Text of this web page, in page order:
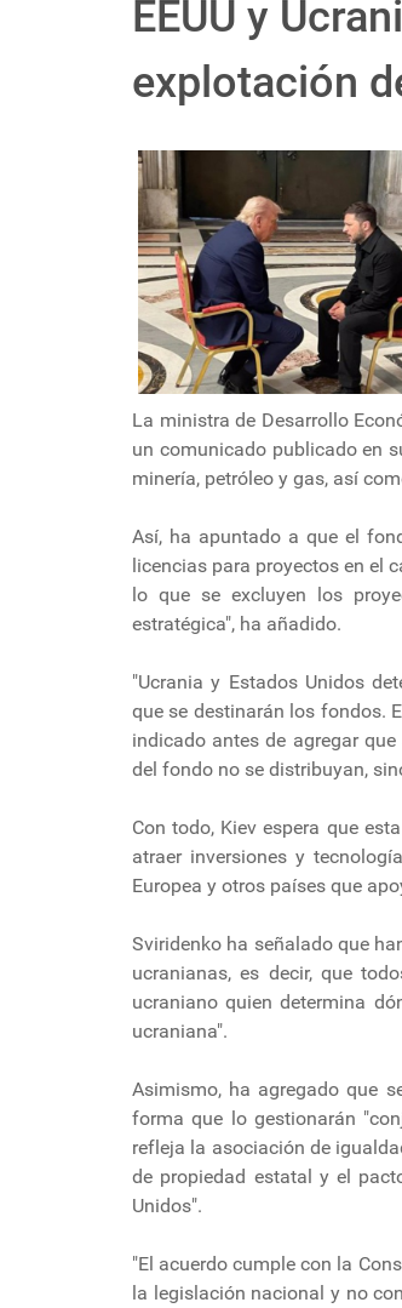
EEUU y
explotación
La ministra de Desarrollo
un comunicado publicado en
minería, petróleo y gas, así
Así, ha apuntado a que el
licencias para proyectos en el
lo que se excluyen los
estratégica", ha añadido.
"Ucrania y Estados Unidos
que se destinarán los fondos.
indicado antes de agregar
del fondo no se distribuyan,
Con todo, Kiev espera que
atraer inversiones y
Europea y otros países que
Sviridenko ha señalado que
ucranianas, es decir, que
ucraniano quien determina
ucraniana".
Asimismo, ha agregado que
forma que lo gestionarán
refleja la asociación de
de propiedad estatal y el
Unidos".
"El acuerdo cumple con la
la legislación nacional y no